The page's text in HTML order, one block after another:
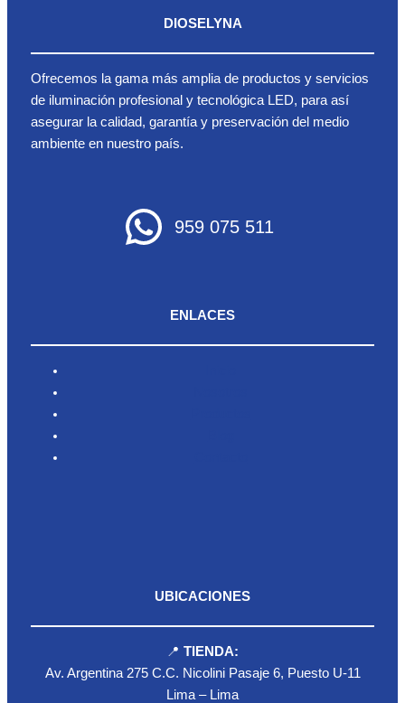
DIOSELYNA
Ofrecemos la gama más amplia de productos y servicios
de iluminación profesional y tecnológica LED, para así
asegurar la calidad, garantía y preservación del medio
ambiente en nuestro país.
959 075 511
ENLACES
UBICACIONES
📍 TIENDA:
Av. Argentina 275 C.C. Nicolini Pasaje 6, Puesto U-11
Lima – Lima